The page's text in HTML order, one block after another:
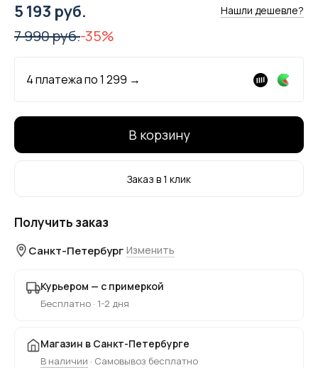
5 193 руб. Нашли дешевле?
7 990 руб.-35%
4 платежа по1 299 →
В корзину
Заказ в 1 клик
Получить заказ
Санкт-Петербург Изменить
Курьером — с примеркой
Бесплатно · 1-2 дня
Магазин в Санкт-Петербурге
В наличии · Самовывоз бесплатно